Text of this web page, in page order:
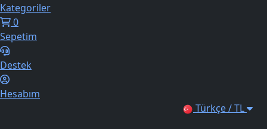
Kategoriler
0
Sepetim
Destek
Hesabım
Türkçe / TL